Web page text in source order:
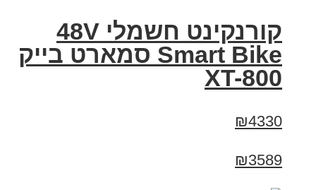
קורנקינט חשמלי 48V
Smart Bike סמארט בייק
XT-800
₪4330
₪3589